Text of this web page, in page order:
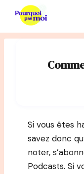
contenu
Si vous êtes
savez donc
noter,
Podcasts. Si